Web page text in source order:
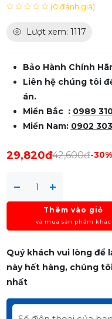
(0 đánh giá)
Lượt xem: 1117
Bảo Hành Chính
Liên hệ chúng tôi
án.
Miền Bắc : 0989
Miền Nam: 0902
29,820đ42,600đ-30%
Thêm vào giỏ
và mua sản phẩm khác
Quý khách vui lòng để
này hết hàng, chúng
nhất